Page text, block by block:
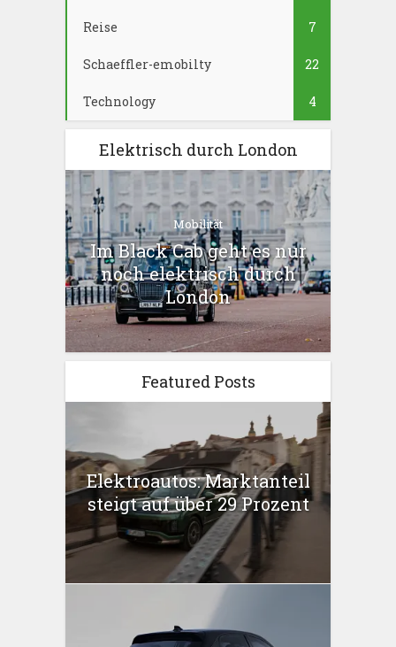
Reise 7
Schaeffler-emobilty 22
Technology 4
Elektrisch durch London
Mobilität
Im Black Cab geht es nur
noch elektrisch durch
London
Featured Posts
Elektroautos: Marktanteil
steigt auf über 29 Prozent